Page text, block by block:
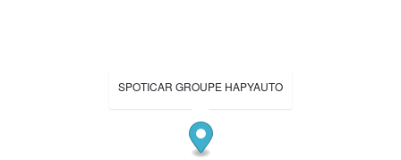
SPOTICAR GROUPE HAPYAUTO